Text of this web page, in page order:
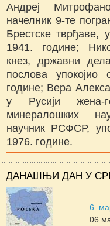
Андреј
начелник 9-те
Брестске тврђаве,
1941. године;
кнез, државни
послова
године; Вера
у Русији жена-
минералошких
научник РСФСР,
1976. године.
ДАНАШЊИ ДАН У
6.
06